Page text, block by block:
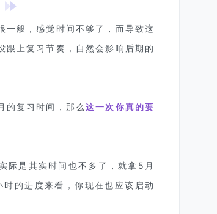
一般，感觉时间不够了，而导致这
跟上复习节奏，自然会影响后期的
的复习时间，那么这一次你真的要
际是其实时间也不多了，就拿5月
的进度来看，你现在也应该启动